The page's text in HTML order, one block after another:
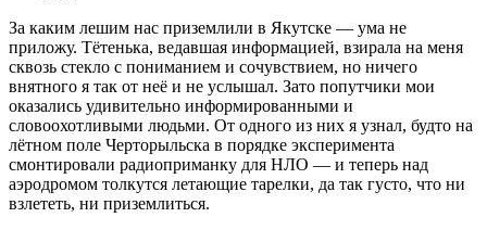
За каким лешим нас приземлили в Якутске — ума не
приложу. Тётенька, ведавшая информацией, взирала на меня
сквозь стекло с пониманием и сочувствием, но ничего
внятного я так от неё и не услышал. Зато попутчики мои
оказались удивительно информированными и
словоохотливыми людьми. От одного из них я узнал, будто на
лётном поле Черторыльска в порядке эксперимента
смонтировали радиоприманку для НЛО — и теперь над
аэродромом толкутся летающие тарелки, да так густо, что ни
взлететь, ни приземлиться.